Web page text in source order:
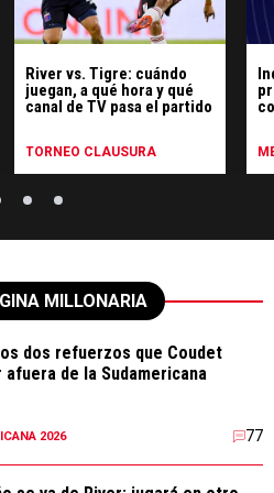
River vs. Tigre: cuándo
juegan, a qué hora y qué
canal de TV pasa el partido
TORNEO CLAUSURA
MILLONARIA
dos refuerzos que Coudet
de la Sudamericana
2026 77